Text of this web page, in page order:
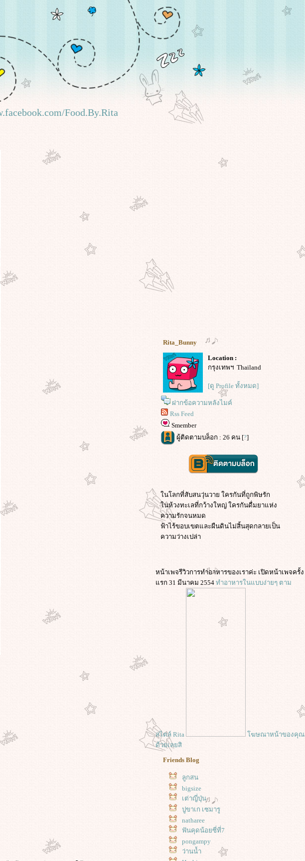
Food.By.Rita
Rita_Bunny
Location :
กรุงเทพฯ Thailand
[ดู Profile ทั้งหมด]
ฝากข้อความหลังไมค์
Rss Feed
Smember
ผู้ติดตามบล็อก : 26 คน [?]
นโลกที่สับสนวุ่นวาย ใครกันที่ถูกพิษรัก
นห้วงทะเลที่กว้างใหญ่ ใครกันดื่มยาแห่ง
ความรักจนหมด
ฟ้าไร้ขอบเขตและผืนดินไม่สิ้นสุดกลายเป็น
ความว่างเปล่า
หน้าเพจรีวิวการทำอาหารของเราค่ะ เปิดหน้าเพจครั้ง
รก 31 มีนาคม 2554 ทำอาหารในแบบง่ายๆ ตาม
สไตล์ Rita
ฆษณาหน้าของคุณ
ด้วยเลยสิ
Friends Blog
ลูกสน
bigsize
เต่าญี่ปุ่น
ปูขาเก เซมารู
natharee
ฟันคุดน้อยซี่ที่7
pongampy
ว่านน้ำ